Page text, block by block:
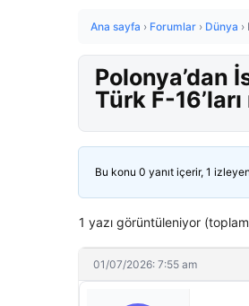
Ana sayfa › Forumlar › Dünya ›
Polonya’dan
Türk F-
Bu konu 0 yanıt içerir, 1
1 yazı görüntüleniyor
01/07/2026: 7:55 am